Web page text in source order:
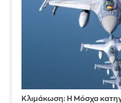
Κλιμάκωση: Η Μόσχα